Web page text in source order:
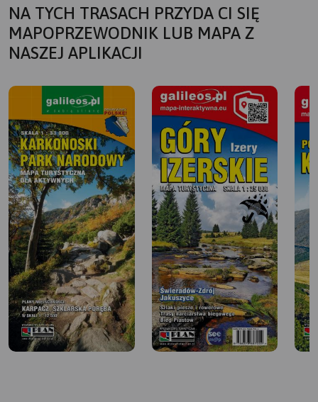
NA TYCH TRASACH PRZYDA CI SIĘ
MAPOPRZEWODNIK LUB MAPA Z
NASZEJ APLIKACJI